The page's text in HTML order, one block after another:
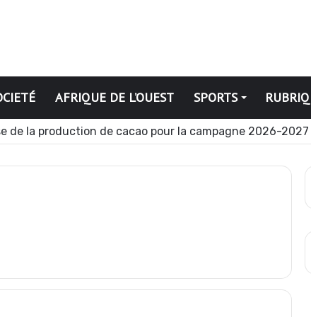
AFRIQUE DE L’OUEST SPORTS
de la production de cacao pour la campagne 2026-2027